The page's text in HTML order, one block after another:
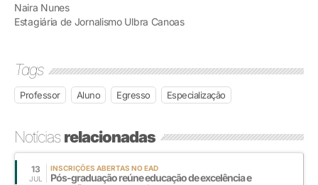
Naira Nunes
Estagiária de Jornalismo Ulbra Canoas
Tags
Professor Aluno Egresso Especialização
Notíciasrelacionadas
13
JUL
INSCRIÇÕES ABERTAS NO EAD
Pós-graduação reúne educação de excelência e